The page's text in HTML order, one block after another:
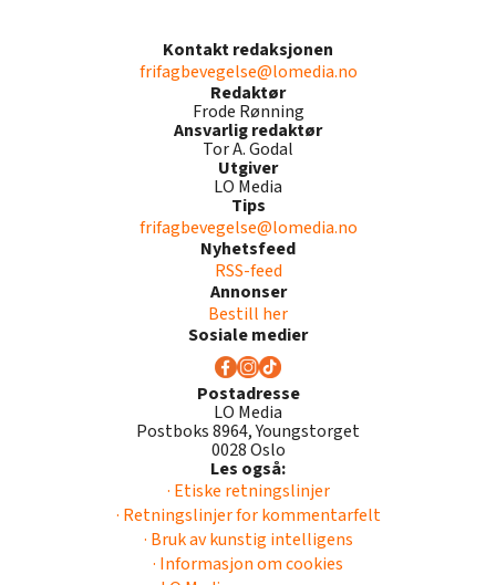
Kontakt redaksjonen
frifagbevegelse@lomedia.no
Redaktør
Frode Rønning
Ansvarlig redaktør
Tor A. Godal
Utgiver
LO Media
Tips
frifagbevegelse@lomedia.no
Nyhetsfeed
RSS-feed
Annonser
Bestill her
Sosiale medier
Postadresse
LO Media
Postboks 8964, Youngstorget
0028 Oslo
Les også:
· Etiske retningslinjer
· Retningslinjer for kommentarfelt
· Bruk av kunstig intelligens
· Informasjon om cookies